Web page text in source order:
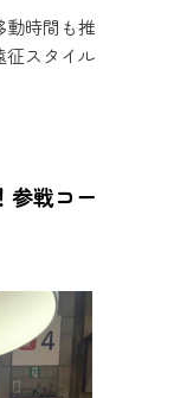
動時間も推
征スタイル
参戦コー